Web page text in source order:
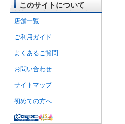
このサイトについて
店舗一覧
ご利用ガイド
よくあるご質問
お問い合わせ
サイトマップ
初めての方へ